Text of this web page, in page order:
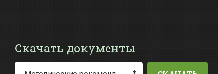
Скачать документы